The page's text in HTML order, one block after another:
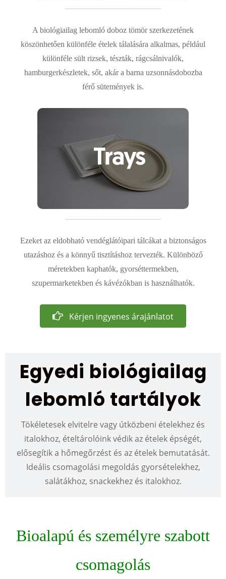
A biológiailag lebomló doboz tömör szerkezetének
köszönhetően különféle ételek tálalására alkalmas, például
különféle sült rizsek, tészták, rágcsálnivalók,
hamburgerkészletek, sőt, akár a barna uzsonnásdobozba
férő sütemények is.
Ezeket az eldobható vendéglátóipari tálcákat a biztonságos
utazáshoz és a könnyű tisztításhoz tervezték. Különböző
méretekben kaphatók, gyorséttermekben,
szupermarketekben és kávézókban is használhatók.
Kérjen ingyenes árajánlatot
Egyedi biológiailag
lebomló tartályok
Tökéletesek elvitelre vagy útközbeni ételekhez és
italokhoz, ételtárolóink ​​védik az ételek épségét,
elősegítik a hőmegőrzést és az ételek bemutatását.
Ideális csomagolási megoldás gyorsételekhez,
salátákhoz, snackekhez és italokhoz.
Bioalapú és személyre szabott
csomagolás